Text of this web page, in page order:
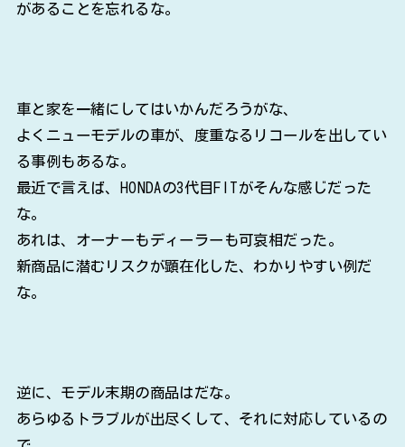
があることを忘れるな。
車と家を一緒にしてはいかんだろうがな、
よくニューモデルの車が、度重なるリコールを出してい
る事例もあるな。
最近で言えば、HONDAの3代目FITがそんな感じだった
な。
あれは、オーナーもディーラーも可哀相だった。
新商品に潜むリスクが顕在化した、わかりやすい例だ
な。
逆に、モデル末期の商品はだな。
あらゆるトラブルが出尽くして、それに対応しているの